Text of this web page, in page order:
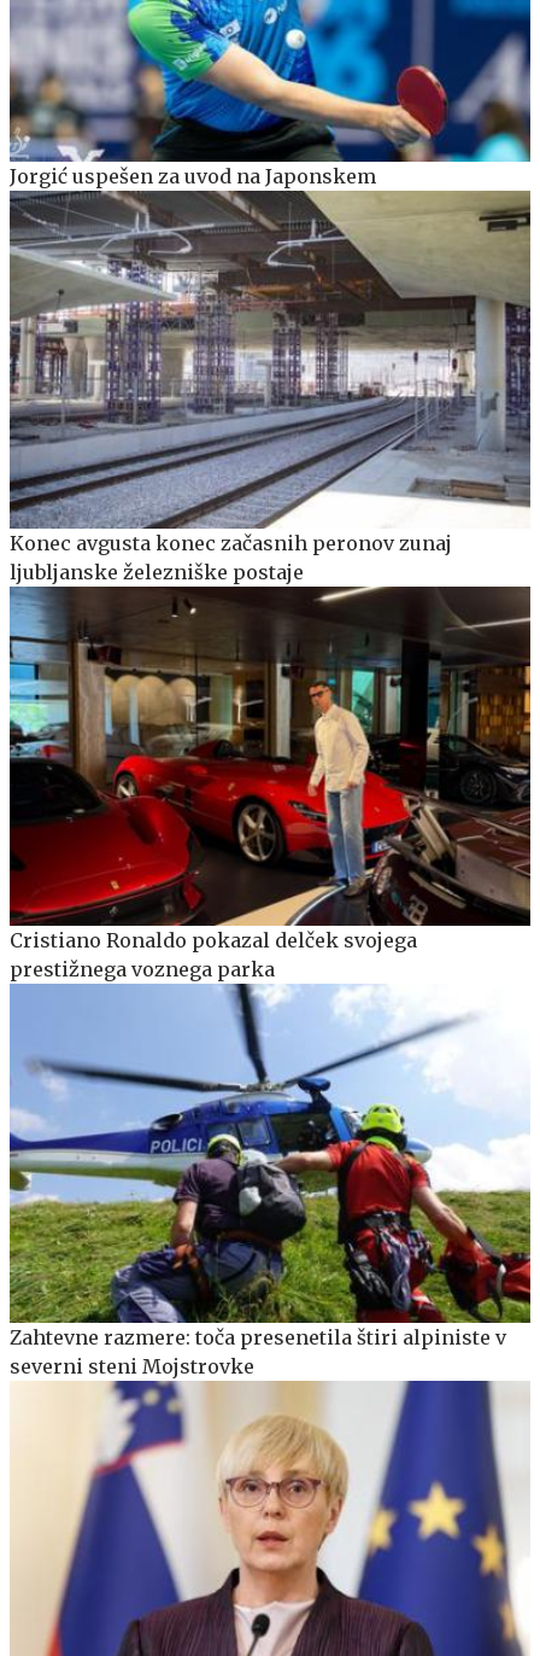
Jorgić uspešen za uvod na Japonskem
Konec avgusta konec začasnih peronov zunaj
ljubljanske železniške postaje
Cristiano Ronaldo pokazal delček svojega
prestižnega voznega parka
Zahtevne razmere: toča presenetila štiri alpiniste v
severni steni Mojstrovke